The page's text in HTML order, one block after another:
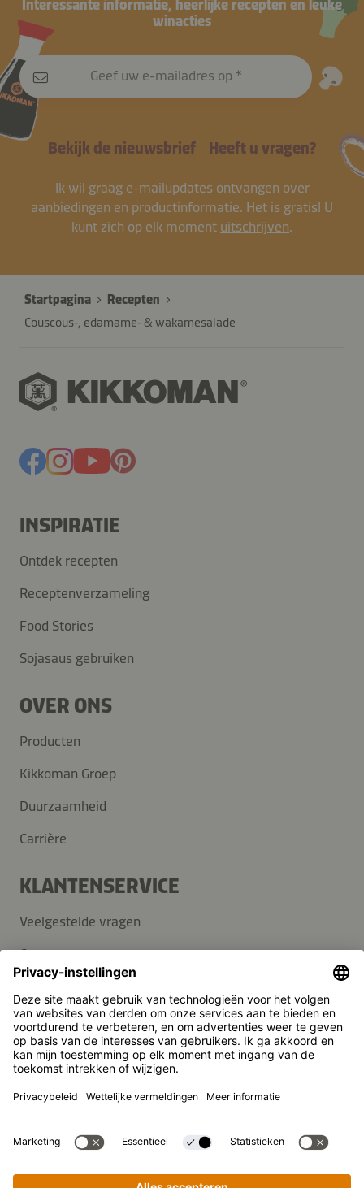
Interessante informatie, heerlijke recepten en leuke
winacties
Geef uw e-mailadres op
Bekijk de nieuwsbrief Heeft u vragen?
Ik wil graag e-mailupdates ontvangen over
aanbiedingen en productinformatie. Het is gratis! U
kunt zich op elk moment uitschrijven.
Startpagina
Recepten
Couscous‑, edamame‑ & wakamesalade
INSPIRATIE
Ontdek recepten
Receptenverzameling
Food Stories
Sojasaus gebruiken
OVER ONS
Producten
Kikkoman Groep
Duurzaamheid
Carrière
KLANTENSERVICE
Veelgestelde vragen
Contact
Pers
Kikkoman is een geregistreerd handelsmerk van Kikkoman
Corporation, Japan.
Theodorstraße 180, 40472 Düsseldorf, Germany
Opgenomen in het handelsregister bij het kantongerecht
Privacy-instellingen